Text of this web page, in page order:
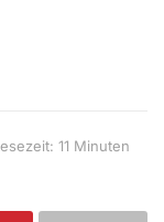
11 Minuten